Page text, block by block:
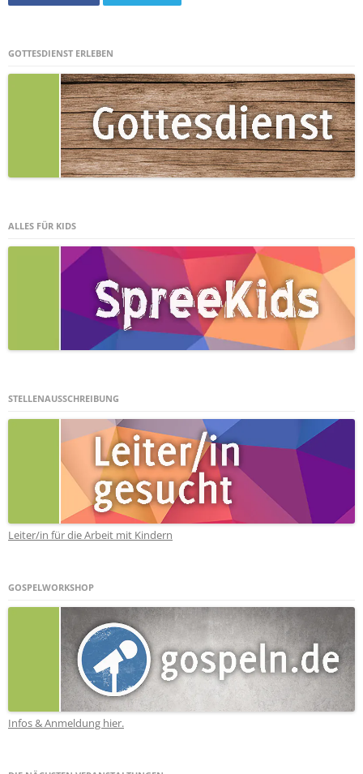
GOTTESDIENST ERLEBEN
ALLES FÜR KIDS
STELLENAUSSCHREIBUNG
Leiter/in für die Arbeit mit Kindern
GOSPELWORKSHOP
Infos & Anmeldung hier.